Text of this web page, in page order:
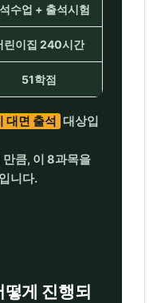
수업 + 출석시험
린이집 240시간
51학점
대면 출석 대상입
큼, 이 8과목을
니다.
게 진행되